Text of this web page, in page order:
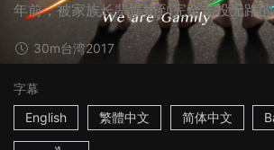
年前，被家族长辈逼婚到完全走投无路
30m台湾2017
字幕
English
繁體中文 简体中文